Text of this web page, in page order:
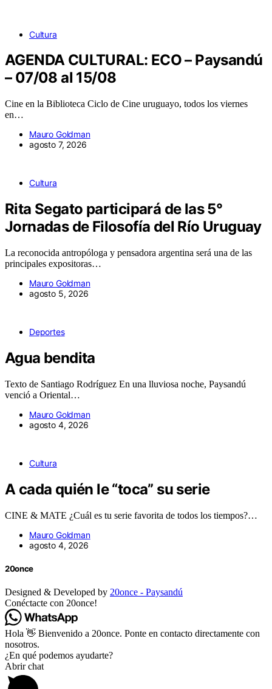
Cultura
AGENDA CULTURAL: ECO – Paysandú
– 07/08 al 15/08
Cine en la Biblioteca Ciclo de Cine uruguayo, todos los viernes
en…
Mauro Goldman
agosto 7, 2026
Cultura
Rita Segato participará de las 5°
Jornadas de Filosofía del Río Uruguay
La reconocida antropóloga y pensadora argentina será una de las
principales expositoras…
Mauro Goldman
agosto 5, 2026
Deportes
Agua bendita
Texto de Santiago Rodríguez En una lluviosa noche, Paysandú
venció a Oriental…
Mauro Goldman
agosto 4, 2026
Cultura
A cada quién le “toca” su serie
CINE & MATE ¿Cuál es tu serie favorita de todos los tiempos?…
Mauro Goldman
agosto 4, 2026
20once
Designed & Developed by 20once - Paysandú
Conéctacte con 20once!
Hola 👋 Bienvenido a 20once. Ponte en contacto directamente con
nosotros.
¿En qué podemos ayudarte?
Abrir chat